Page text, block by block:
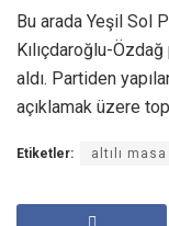
Bu arada Yeşil Sol
Kılıçdaroğlu-
aldı. Partiden
açıklamak üzere
Etiketler: altılı masa